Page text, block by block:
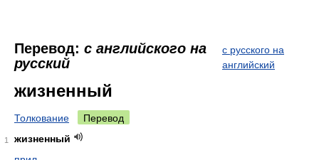
Перевод: с английского на
русский
с русского на
английский
жизненный
Толкование Перевод
1
жизненный